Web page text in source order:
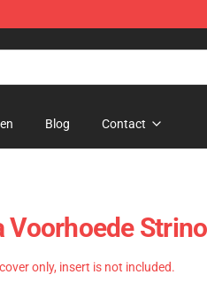
Blog Contact
Voorhoede
only, insert is not included.